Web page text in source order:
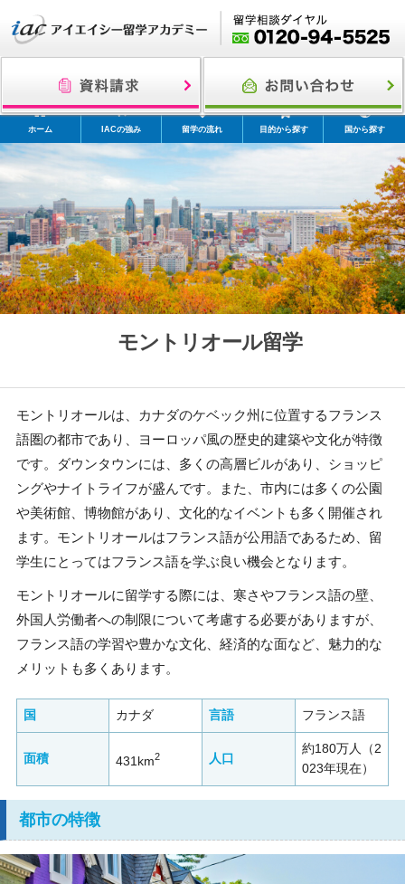
ホーム IACの強み 留学の流れ 目的から探す 国から探す
モントリオール留学
モントリオールは、カナダのケベック州に位置するフランス
語圏の都市であり、ヨーロッパ風の歴史的建築や文化が特徴
です。ダウンタウンには、多くの高層ビルがあり、ショッピ
ングやナイトライフが盛んです。また、市内には多くの公園
や美術館、博物館があり、文化的なイベントも多く開催され
ます。モントリオールはフランス語が公用語であるため、留
学生にとってはフランス語を学ぶ良い機会となります。
モントリオールに留学する際には、寒さやフランス語の壁、
外国人労働者への制限について考慮する必要がありますが、
フランス語の学習や豊かな文化、経済的な面など、魅力的な
メリットも多くあります。
国 カナダ 言語 フランス語
面積 431km2 人口
約180万人（2
023年現在）
都市の特徴